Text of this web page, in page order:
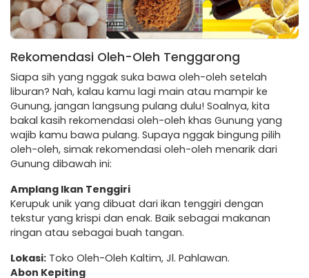
Rekomendasi Oleh-Oleh Tenggarong
Siapa sih yang nggak suka bawa oleh-oleh setelah
liburan? Nah, kalau kamu lagi main atau mampir ke
Gunung, jangan langsung pulang dulu! Soalnya, kita
bakal kasih rekomendasi oleh-oleh khas Gunung yang
wajib kamu bawa pulang. Supaya nggak bingung pilih
oleh-oleh, simak rekomendasi oleh-oleh menarik dari
Gunung dibawah ini:
Amplang Ikan Tenggiri
Kerupuk unik yang dibuat dari ikan tenggiri dengan
tekstur yang krispi dan enak. Baik sebagai makanan
ringan atau sebagai buah tangan.
Lokasi: Toko Oleh-Oleh Kaltim, Jl. Pahlawan.
Abon Kepiting